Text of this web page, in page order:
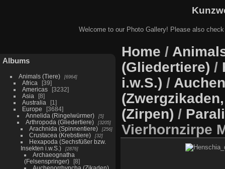
Welcome to our Photo Gallery! Please also
Albums
Animals (Tiere) 6964
Africa
39
Americas
3232
Asia
8
Australia
1
Europe
3684
Annelida (Ringelwürmer)
5
Arthropoda (Gliedertiere) 3205
Arachnida (Spinnentiere) 256
Crustacea (Krebstiere) 32
Hexapoda (Sechsfüßer bzw.
Insekten i.w.S.)
2876
Archaeognatha
(Felsenspringer)
8
Auchenorrhyncha (Zikaden)
Home /
(Gliedertiere) /
i.w.S.) /
(Zirpen) /
Vierhornzirpe